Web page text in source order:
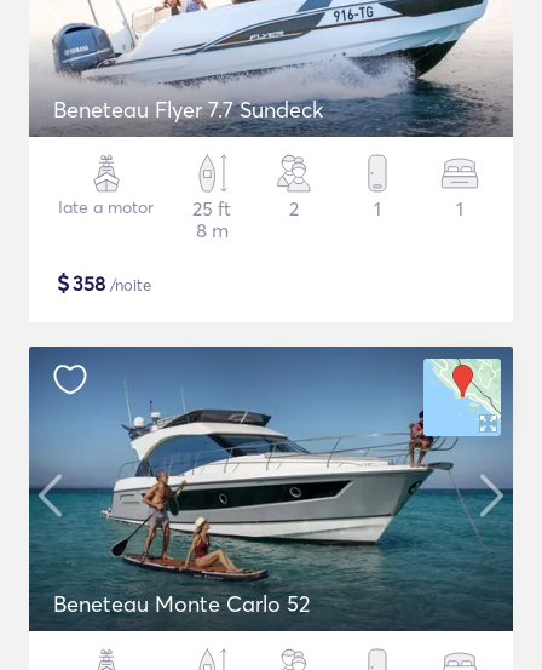
Beneteau Flyer 7.7 Sundeck
Iate a motor
25 ft
8 m
2 1 1
$358 /noite
Beneteau Monte Carlo 52